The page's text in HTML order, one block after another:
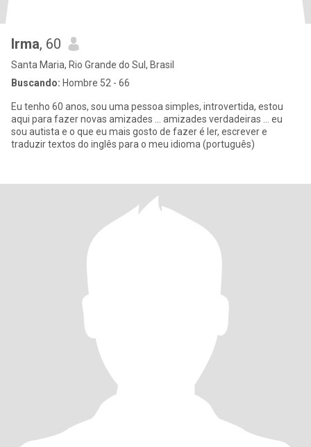
Irma, 60
Santa Maria, Rio Grande do Sul, Brasil
Buscando: Hombre 52 - 66
Eu tenho 60 anos, sou uma pessoa simples, introvertida, estou
aqui para fazer novas amizades ... amizades verdadeiras ... eu
sou autista e o que eu mais gosto de fazer é ler, escrever e
traduzir textos do inglês para o meu idioma (português)